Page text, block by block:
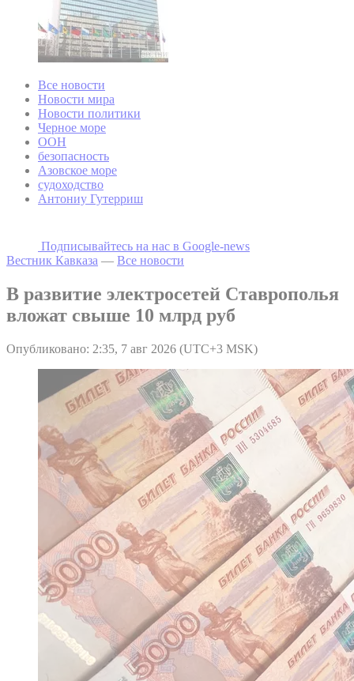
Все новости
Новости мира
Новости политики
Черное море
ООН
безопасность
Азовское море
судоходство
Антониу Гутерриш
Подписывайтесь на наc в Google-news
Вестник Кавказа — Все новости
В развитие электросетей Ставрополья
вложат свыше 10 млрд руб
Опубликовано: 2:35, 7 авг 2026 (UTC+3 MSK)